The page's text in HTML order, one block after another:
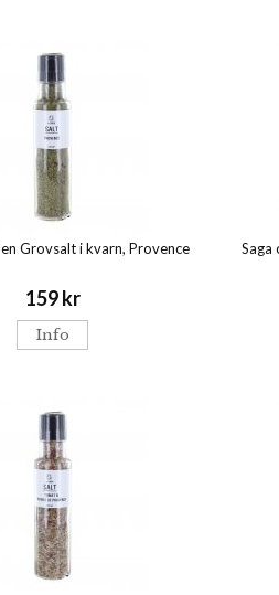
Grovsalt i kvarn, Provence
159 kr
Info
Saga